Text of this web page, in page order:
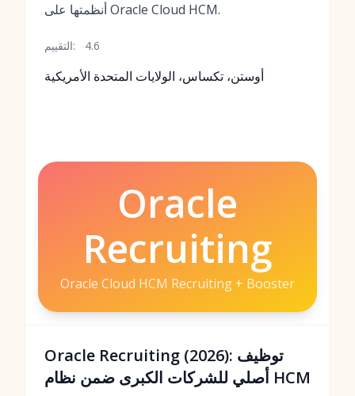
أنظمتها على Oracle Cloud HCM.
التقييم: 4.6
أوستن، تكساس، الولايات المتحدة الأمريكية
Oracle
Recruiting
Oracle Cloud HCM Recruiting + Booster
Oracle Recruiting (2026): توظيف
أصلي للشركات الكبرى ضمن نظام HCM